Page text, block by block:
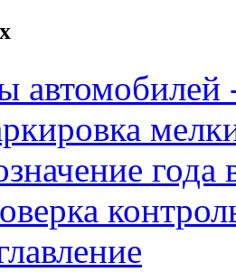
автомобилей
года